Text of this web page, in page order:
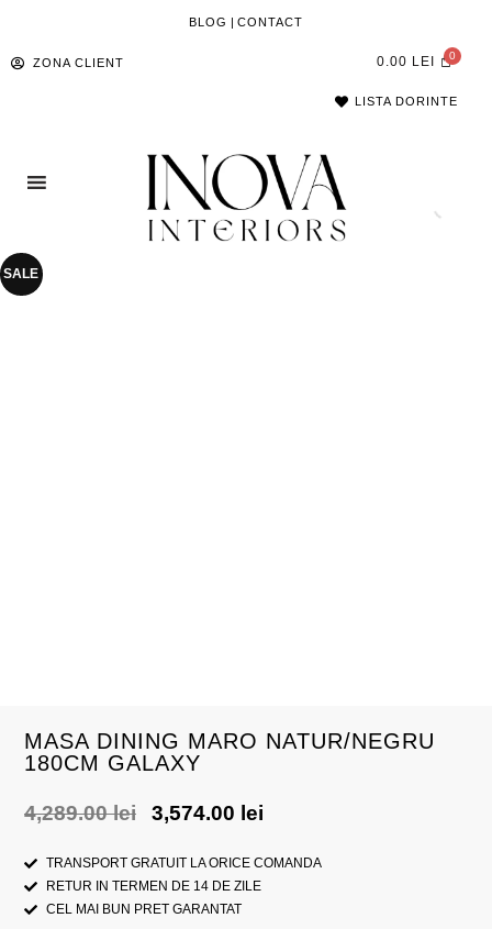
BLOG | CONTACT
ZONA CLIENT 0.00 LEI
LISTA DORINTE
SALE
MASA DINING MARO NATUR/NEGRU
180CM GALAXY
4,289.00lei 3,574.00 lei
TRANSPORT GRATUIT LA ORICE COMANDA
RETUR IN TERMEN DE 14 DE ZILE
CEL MAI BUN PRET GARANTAT